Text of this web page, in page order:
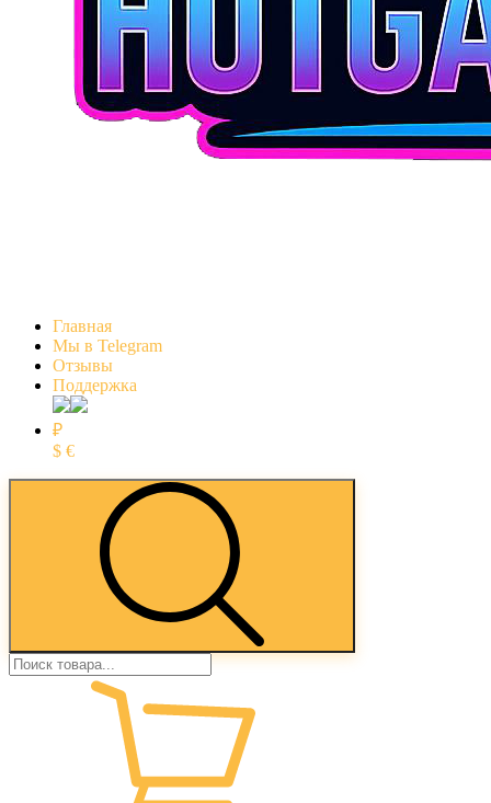
Главная
Мы в Telegram
Отзывы
Поддержка
₽
$ €